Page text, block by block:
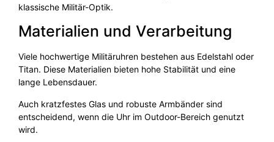
klassische Militär-Optik.
Materialien und Verarbeitung
Viele hochwertige Militäruhren bestehen aus Edelstahl oder
Titan. Diese Materialien bieten hohe Stabilität und eine
lange Lebensdauer.
Auch kratzfestes Glas und robuste Armbänder sind
entscheidend, wenn die Uhr im Outdoor-Bereich genutzt
wird.